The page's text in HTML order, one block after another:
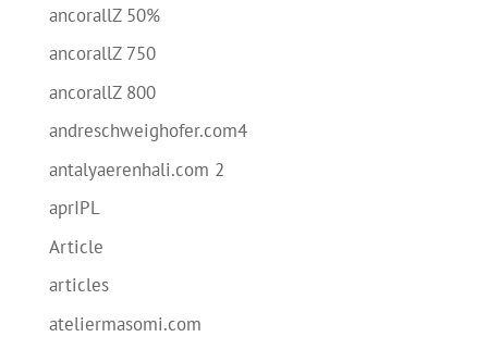
ancorallZ 50%
ancorallZ 750
ancorallZ 800
andreschweighofer.com4
antalyaerenhali.com 2
aprIPL
Article
articles
ateliermasomi.com